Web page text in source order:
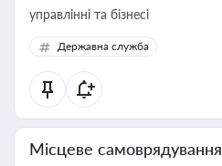
управлінні та бізнесі
Державна служба
Місцеве самоврядування